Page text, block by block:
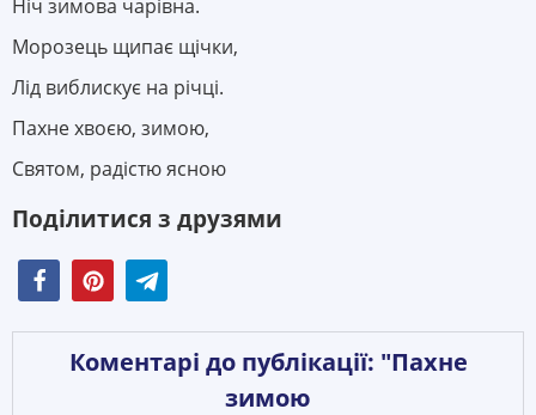
Ніч зимова чарівна.
Морозець щипає щічки,
Лід виблискує на річці.
Пахне хвоєю, зимою,
Святом, радістю ясною
Поділитися з друзями
Коментарі до публікації: "Пахне
зимою